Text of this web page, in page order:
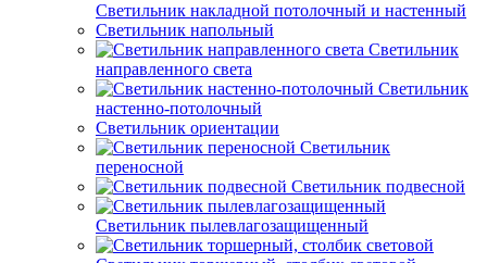
Светильник накладной потолочный и настенный
Светильник напольный
Светильник
направленного света
Светильник
настенно-потолочный
Светильник ориентации
Светильник
переносной
Светильник подвесной
Светильник пылевлагозащищенный